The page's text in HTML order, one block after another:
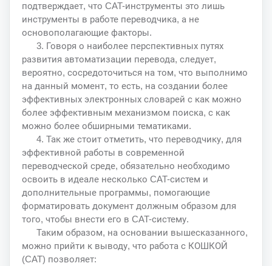
подтверждает, что CAT-инструменты это лишь
инструменты в работе переводчика, а не
основополагающие факторы.
3. Говоря о наиболее перспективных путях
развития автоматизации перевода, следует,
вероятно, сосредоточиться на том, что выполнимо
на данный момент, то есть, на создании более
эффективных электронных словарей с как можно
более эффективным механизмом поиска, с как
можно более обширными тематиками.
4. Так же стоит отметить, что переводчику, для
эффективной работы в современной
переводческой среде, обязательно необходимо
освоить в идеале несколько CAT-систем и
дополнительные программы, помогающие
форматировать документ должным образом для
того, чтобы внести его в CAT-систему.
Таким образом, на основании вышесказанного,
можно прийти к выводу, что работа с КОШКОЙ
(CAT) позволяет: